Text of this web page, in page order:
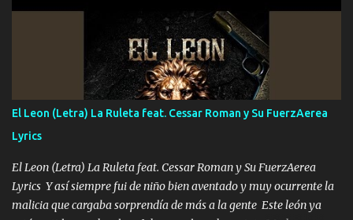
ni tampoco las mujeres porque es platica de grandes por eso hay
que estar alegres doy las instrucciones para atender los deberes
Música Si es que salta algún problema de confianza tengo gente
ahí está el Hombre Cuarenta y también Pariente 7 arreglan
cualquier problema no más es cuestión que ordené NOS HACE
FALTA UN HERMANO DE CLAVE ERA EL 24 SIEMPRE FUE UN
HOMBRE VALIENTE POR ALGO M'URIÓ PELEAND0 SIEMPRE
VIO POR LA FAMILIA PARA QUE SIGA EL LEGADO Es el DOS de
los HERMANOS un cerebro inteligente y com...
El Leon (Letra) La Ruleta feat. Cessar Roman y Su FuerzAerea
Lyrics
El Leon (Letra) La Ruleta feat. Cessar Roman y Su FuerzAerea
Lyrics Y así siempre fui de niño bien aventado y muy ocurrente la
malicia que cargaba sorprendía de más a la gente Este león ya